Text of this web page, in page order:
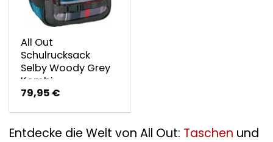
All Out
Schulrucksack
Selby Woody Grey
Kombi
79,95 €
Entdecke die Welt von All Out: Taschen und